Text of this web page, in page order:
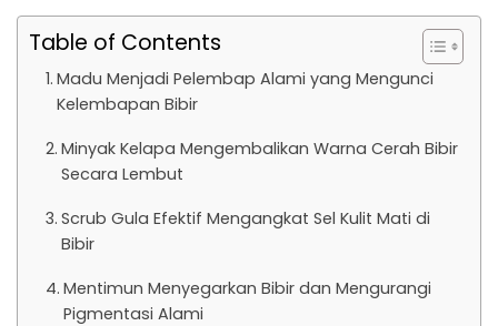
Table of Contents
Madu Menjadi Pelembap Alami yang Mengunci
Kelembapan Bibir
Minyak Kelapa Mengembalikan Warna Cerah Bibir
Secara Lembut
Scrub Gula Efektif Mengangkat Sel Kulit Mati di
Bibir
Mentimun Menyegarkan Bibir dan Mengurangi
Pigmentasi Alami